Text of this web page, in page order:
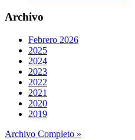
Archivo
Febrero 2026
2025
2024
2023
2022
2021
2020
2019
Archivo Completo »